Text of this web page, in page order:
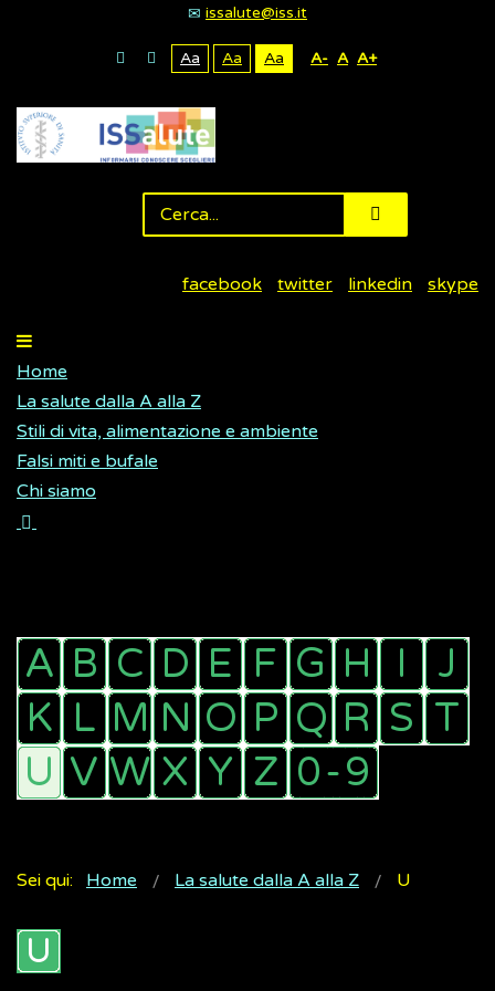
issalute@iss.it
Aa Aa Aa A- A A+
facebook twitter linkedin skype
Home
La salute dalla A alla Z
Stili di vita, alimentazione e ambiente
Falsi miti e bufale
Chi siamo
Sei qui: Home La salute dalla A alla Z U